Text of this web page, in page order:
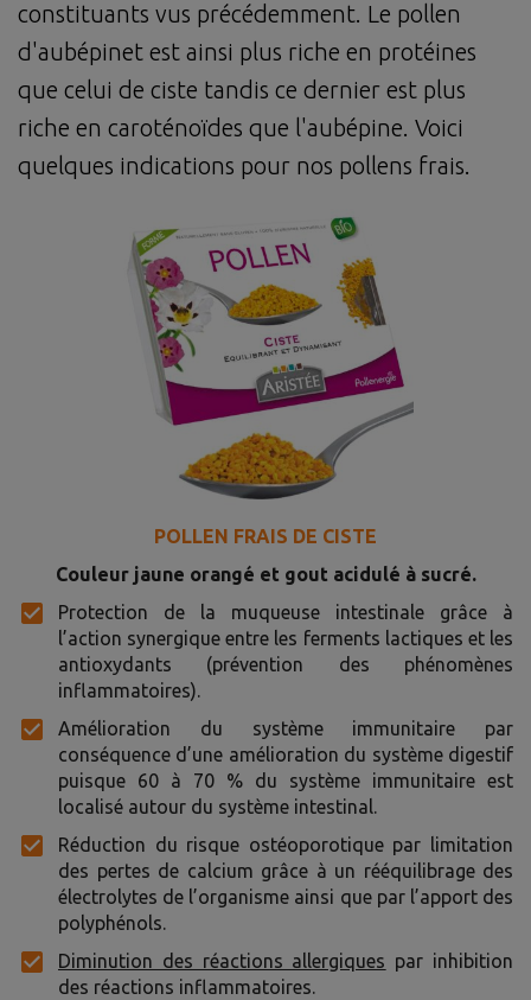
constituants vus précédemment. Le pollen
d'aubépinet est ainsi plus riche en protéines
que celui de ciste tandis ce dernier est plus
riche en caroténoïdes que l'aubépine. Voici
quelques indications pour nos pollens frais.
POLLEN FRAIS DE CISTE
Couleur jaune orangé et gout acidulé à sucré.
Protection de la muqueuse intestinale grâce à
l’action synergique entre les ferments lactiques et les
antioxydants (prévention des phénomènes
inflammatoires).
Amélioration du système immunitaire par
conséquence d’une amélioration du système digestif
puisque 60 à 70 % du système immunitaire est
localisé autour du système intestinal.
Réduction du risque ostéoporotique par limitation
des pertes de calcium grâce à un rééquilibrage des
électrolytes de l’organisme ainsi que par l’apport des
polyphénols.
Diminution des réactions allergiques par inhibition
des réactions inflammatoires.